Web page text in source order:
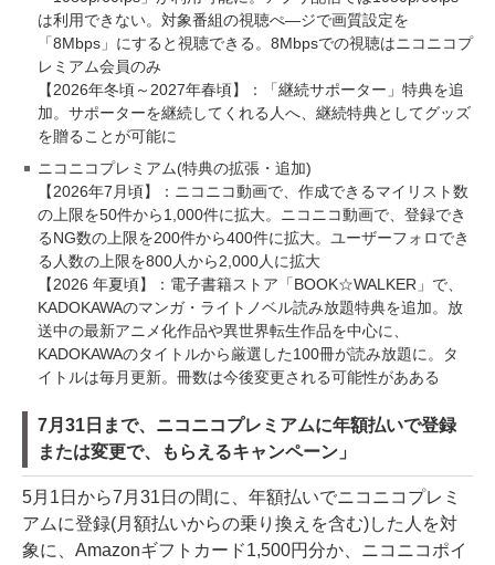
は利用できない。対象番組の視聴ぺ―ジで画質設定を
「8Mbps」にすると視聴できる。8Mbpsでの視聴はニコニコプ
レミアム会員のみ
【2026年冬頃～2027年春頃】：「継続サポーター」特典を追
加。サポーターを継続してくれる人へ、継続特典としてグッズ
を贈ることが可能に
ニコニコプレミアム(特典の拡張・追加)
【2026年7月頃】：ニコニコ動画で、作成できるマイリスト数
の上限を50件から1,000件に拡大。ニコニコ動画で、登録でき
るNG数の上限を200件から400件に拡大。ユーザーフォロでき
る人数の上限を800人から2,000人に拡大
【2026 年夏頃】：電子書籍ストア「BOOK☆WALKER」で、
KADOKAWAのマンガ・ライトノベル読み放題特典を追加。放
送中の最新アニメ化作品や異世界転生作品を中心に、
KADOKAWAのタイトルから厳選した100冊が読み放題に。タ
イトルは毎月更新。冊数は今後変更される可能性があある
7月31日まで、ニコニコプレミアムに年額払いで登録
または変更で、もらえるキャンペーン」
5月1日から7月31日の間に、年額払いでニコニコプレミ
アムに登録(月額払いからの乗り換えを含む)した人を対
象に、Amazonギフトカード1,500円分か、ニコニコポイ